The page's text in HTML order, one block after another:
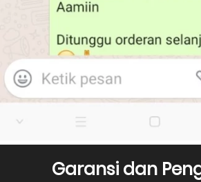
Garansi dan